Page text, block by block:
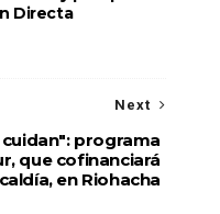
Directa
Next
programa
que cofinanciará
en Riohacha